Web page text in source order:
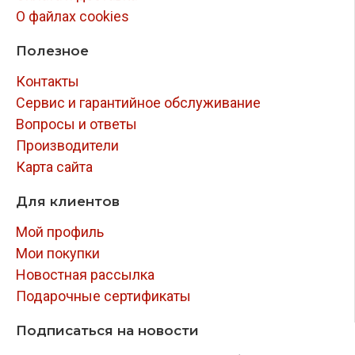
О файлах cookies
Полезное
Контакты
Сервис и гарантийное обслуживание
Вопросы и ответы
Производители
Карта сайта
Для клиентов
Мой профиль
Мои покупки
Новостная рассылка
Подарочные сертификаты
Подписаться на новости